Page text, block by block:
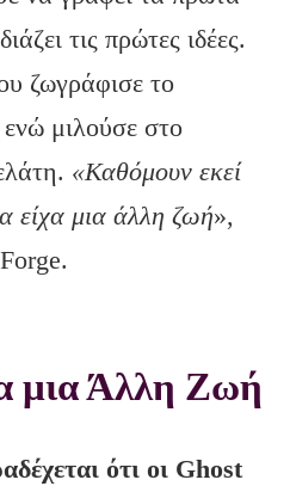
τις πρώτες ιδέες.
ζωγράφισε το
μιλούσε στο
«Καθόμουν εκεί
είχα μια άλλη ζωή»,
μια Άλλη Ζωή
ότι οι Ghost